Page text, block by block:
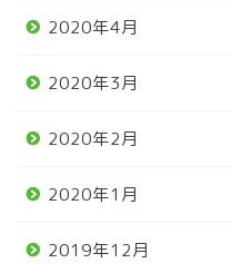
2020年4月
2020年3月
2020年2月
2020年1月
2019年12月